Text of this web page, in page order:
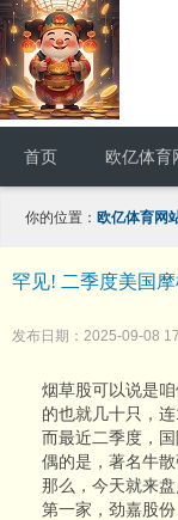
首页 欧亿体育
你的位置： 欧亿体育网
罕见! 二季度美国
发布日期：2025-09-08
烟草股可以说是
的也就几十只，连
而最近二季度，
偶的是，著名牛散
那么，今天就来
第一家，劲嘉股份